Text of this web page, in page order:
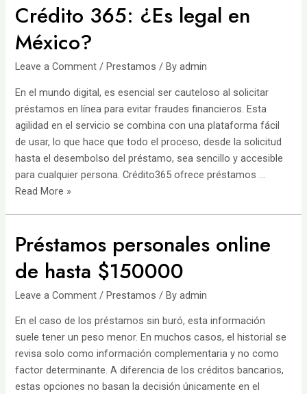
en
Préstamos
sin
de
Crédito
Crédito 365: ¿Es legal en
México?
Leave a Comment / Prestamos / Byadmin
En el mundo digital, es esencial ser cauteloso al solicitar
préstamos en línea para evitar fraudes financieros. Esta
agilidad en el servicio se combina con una plataforma fácil
de usar, lo que hace que todo el proceso, desde la solicitud
hasta el desembolso del préstamo, sea sencillo y accesible
para cualquier persona. Crédito365 ofrece préstamos …
Crédito
legal
México?
Read More »
Préstamos personales online
de hasta $150000
Leave a Comment /Prestamos / Byadmin
En el caso de los préstamos sin buró, esta información
suele tener un peso menor. En muchos casos, el historial se
revisa solo como información complementaria y no como
factor determinante. A diferencia de los créditos bancarios,
estas opciones no basan la decisión únicamente en el